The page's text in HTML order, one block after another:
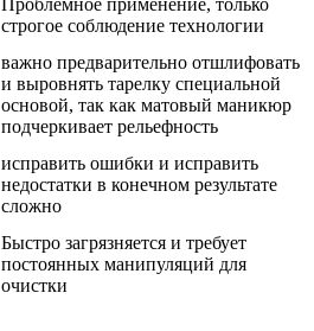
Проблемное применение, только
строгое соблюдение технологии
важно предварительно отшлифовать
и выровнять тарелку специальной
основой, так как матовый маникюр
подчеркивает рельефность
исправить ошибки и исправить
недостатки в конечном результате
сложно
Быстро загрязняется и требует
постоянных манипуляций для
очистки